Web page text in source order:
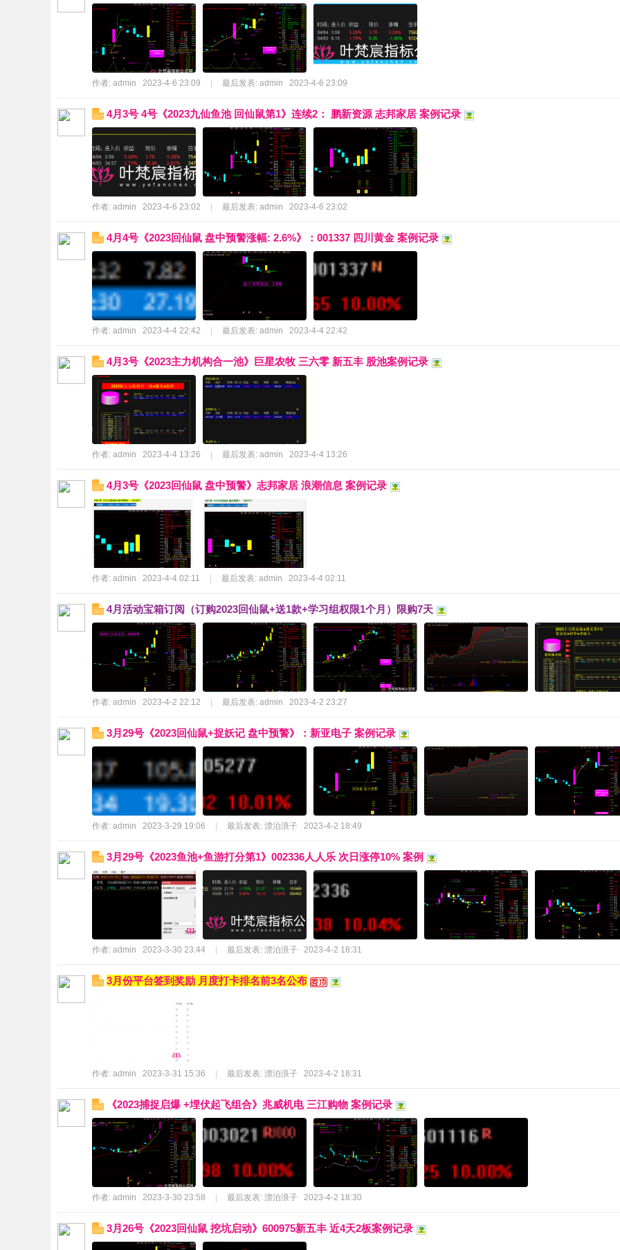
作者: admin 2023-4-6 23:09 最后发表: admin 2023-4-6 23:09
4月3号 4号《2023九仙鱼池 回仙鼠第1》连续2： 鹏新资源 志邦家居 案例记录
作者: admin 2023-4-6 23:02 最后发表: admin 2023-4-6 23:02
4月4号《2023回仙鼠 盘中预警涨幅: 2.6%》：001337 四川黄金 案例记录
作者: admin 2023-4-4 22:42 最后发表: admin 2023-4-4 22:42
4月3号《2023主力机构合一池》巨星农牧 三六零 新五丰 股池案例记录
作者: admin 2023-4-4 13:26 最后发表: admin 2023-4-4 13:26
4月3号《2023回仙鼠 盘中预警》志邦家居 浪潮信息 案例记录
作者: admin 2023-4-4 02:11 最后发表: admin 2023-4-4 02:11
4月活动宝箱订阅（订购2023回仙鼠+送1款+学习组权限1个月）限购7天
作者: admin 2023-4-2 22:12 最后发表: admin 2023-4-2 23:27
3月29号《2023回仙鼠+捉妖记 盘中预警》：新亚电子 案例记录
作者: admin 2023-3-29 19:06 最后发表: 漂泊浪子 2023-4-2 18:49
3月29号《2023鱼池+鱼游打分第1》002336人人乐 次日涨停10% 案例
作者: admin 2023-3-30 23:44 最后发表: 漂泊浪子 2023-4-2 18:31
3月份平台签到奖励 月度打卡排名前3名公布
作者: admin 2023-3-31 15:36 最后发表: 漂泊浪子 2023-4-2 18:31
《2023捕捉启爆 +埋伏起飞组合》兆威机电 三江购物 案例记录
作者: admin 2023-3-30 23:58 最后发表: 漂泊浪子 2023-4-2 18:30
3月26号《2023回仙鼠 挖坑启动》600975新五丰 近4天2板案例记录